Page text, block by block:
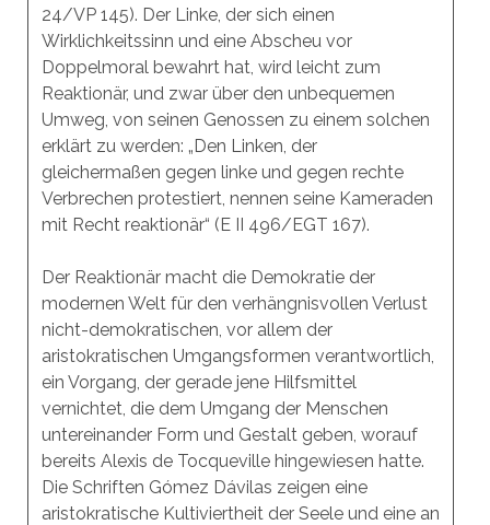
24/VP 145). Der Linke, der sich einen
Wirklichkeitssinn und eine Abscheu vor
Doppelmoral bewahrt hat, wird leicht zum
Reaktionär, und zwar über den unbequemen
Umweg, von seinen Genossen zu einem solchen
erklärt zu werden: „Den Linken, der
gleichermaßen gegen linke und gegen rechte
Verbrechen protestiert, nennen seine Kameraden
mit Recht reaktionär“ (E II 496/EGT 167).
Der Reaktionär macht die Demokratie der
modernen Welt für den verhängnisvollen Verlust
nicht-demokratischen, vor allem der
aristokratischen Umgangsformen verantwortlich,
ein Vorgang, der gerade jene Hilfsmittel
vernichtet, die dem Umgang der Menschen
untereinander Form und Gestalt geben, worauf
bereits Alexis de Tocqueville hingewiesen hatte.
Die Schriften Gómez Dávilas zeigen eine
aristokratische Kultiviertheit der Seele und eine an